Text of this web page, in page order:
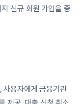
신규 회원 가입을 중
사용자에게 금융기관